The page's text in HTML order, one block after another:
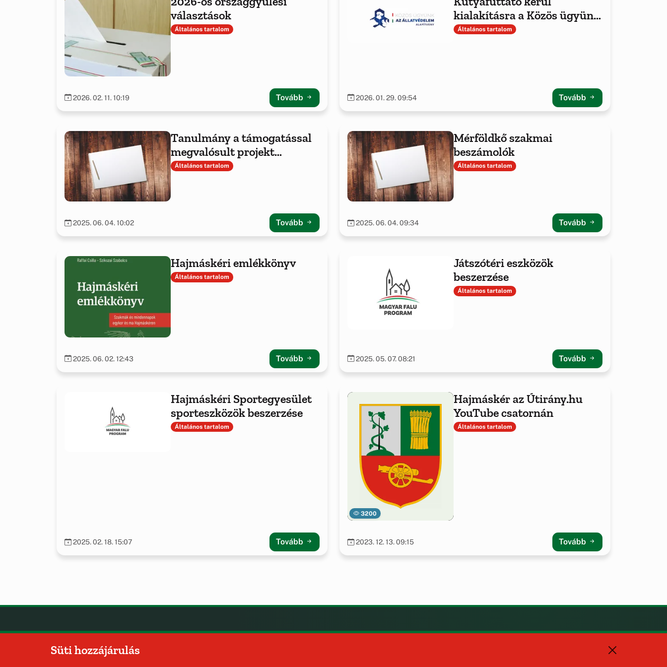
választások
Általános tartalom
2026. 02. 11. 10:19 Tovább
kialakításra a Közös ügyünk
az állatvédelem Alapítvány
Általános tartalom
2026. 01. 29. 09:54 Tovább
Tanulmány a támogatással
megvalósult projekt
tapasztalatairól
Általános tartalom
2025. 06. 04. 10:02 Tovább
Mérföldkő szakmai
beszámolók
Általános tartalom
2025. 06. 04. 09:34 Tovább
Hajmáskéri emlékkönyv
Általános tartalom
2025. 06. 02. 12:43 Tovább
Játszótéri eszközök
beszerzése
Általános tartalom
2025. 05. 07. 08:21 Tovább
Hajmáskéri Sportegyesület
sporteszközök beszerzése
Általános tartalom
2025. 02. 18. 15:07 Tovább
3200
Hajmáskér az Útirány.hu
YouTube csatornán
Általános tartalom
2023. 12. 13. 09:15 Tovább
Község Önkormányzata
OLDALAK KIEGÉSZÍTÉS KAPCSOLAT
Süti hozzájárulás